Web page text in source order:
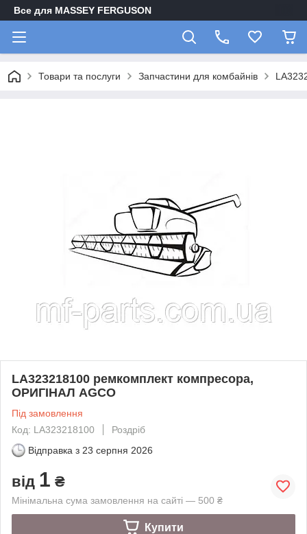
Все для MASSEY FERGUSON
Товари та послуги Запчастини для комбайнів
LA323218100 ремкомплект компресора,
ОРИГІНАЛ AGCO
Під замовлення
Код: LA323218100
Роздріб
Відправка з 23 серпня 2026
від 1 ₴
Мінімальна сума замовлення на сайті — 500 ₴
Купити